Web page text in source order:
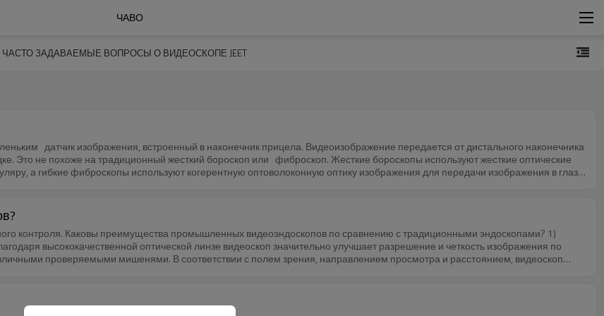
ЧАВО
ЧАСТО ЗАДАВАЕМЫЕ ВОПРОСЫ О ВИДЕОСКОПЕ JEET
датчик изображения, встроенный в наконечник прицела. Видеоизображение передается от дистального наконечника
Это не похоже на традиционный жесткий бороскоп или фиброскоп. Жесткие бороскопы используют жесткие оптические
а гибкие фиброскопы используют когерентную оптоволоконную оптику изображения для передачи изображения в глаз
контроля. Каковы преимущества промышленных видеоэндоскопов по сравнению с традиционными эндоскопами? 1)
высококачественной оптической линзе видеоскоп значительно улучшает разрешение и четкость изображения по
могут легко